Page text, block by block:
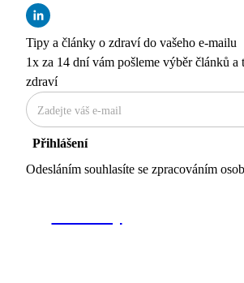
Tipy a články o zdraví do vašeho e-mailu
1x za 14 dní vám pošleme výběr článků a
zdraví
Přihlášení
Odesláním souhlasíte se zpracováním